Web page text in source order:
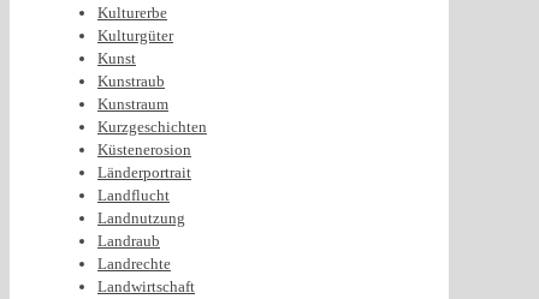
Kulturerbe
Kulturgüter
Kunst
Kunstraub
Kunstraum
Kurzgeschichten
Küstenerosion
Länderportrait
Landflucht
Landnutzung
Landraub
Landrechte
Landwirtschaft